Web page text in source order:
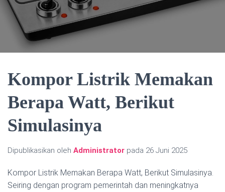
Kompor Listrik Memakan
Berapa Watt, Berikut
Simulasinya
Dipublikasikan oleh Administrator pada 26 Juni 2025
Kompor Listrik Memakan Berapa Watt, Berikut Simulasinya.
Seiring dengan program pemerintah dan meningkatnya